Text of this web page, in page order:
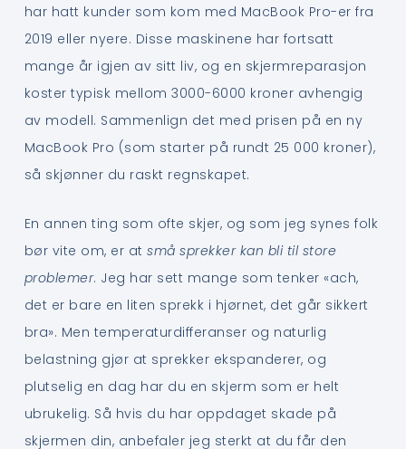
har hatt kunder som kom med MacBook Pro-er fra
2019 eller nyere. Disse maskinene har fortsatt
mange år igjen av sitt liv, og en skjermreparasjon
koster typisk mellom 3000-6000 kroner avhengig
av modell. Sammenlign det med prisen på en ny
MacBook Pro (som starter på rundt 25 000 kroner),
så skjønner du raskt regnskapet.
En annen ting som ofte skjer, og som jeg synes folk
bør vite om, er atsmå sprekker kan bli til store
problemer. Jeg har sett mange som tenker «ach,
det er bare en liten sprekk i hjørnet, det går sikkert
bra». Men temperaturdifferanser og naturlig
belastning gjør at sprekker ekspanderer, og
plutselig en dag har du en skjerm som er helt
ubrukelig. Så hvis du har oppdaget skade på
skjermen din, anbefaler jeg sterkt at du får den